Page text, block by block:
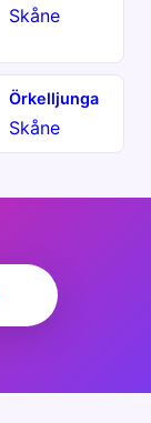
Skåne
Örkelljunga
Skåne